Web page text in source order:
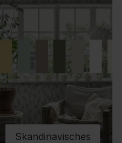
Skandinavisches